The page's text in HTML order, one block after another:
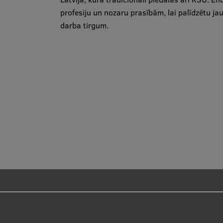
profesiju un nozaru prasībām, lai palīdzētu
darba tirgum.